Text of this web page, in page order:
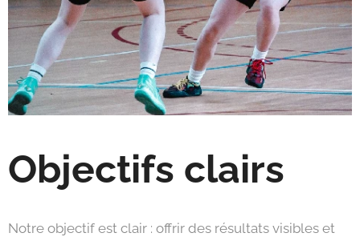
Objectifs clairs
Notre objectif est clair : offrir des résultats visibles et